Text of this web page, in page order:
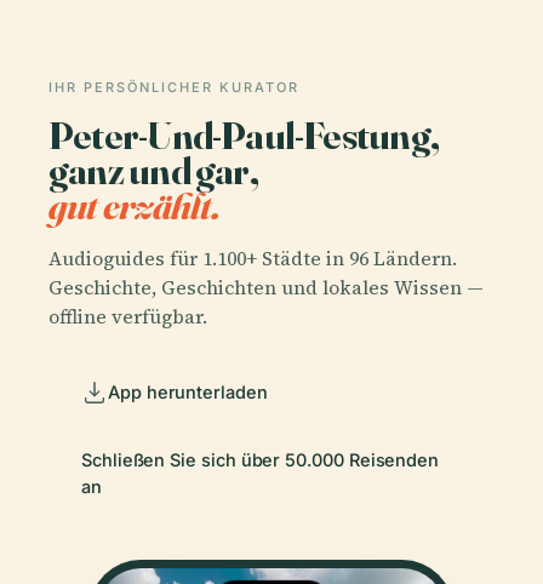
IHR PERSÖNLICHER KURATOR
Peter-Und-Paul-Festung,
ganz und gar,
gut erzählt.
Audioguides für 1.100+ Städte in 96 Ländern.
Geschichte, Geschichten und lokales Wissen —
offline verfügbar.
App herunterladen
Schließen Sie sich über 50.000 Reisenden
an